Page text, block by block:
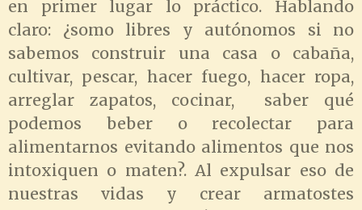
en primer lugar lo práctico. Hablando
claro: ¿somo libres y autónomos si no
sabemos construir una casa o cabaña,
cultivar, pescar, hacer fuego, hacer ropa,
arreglar zapatos, cocinar, saber qué
podemos beber o recolectar para
alimentarnos evitando alimentos que nos
intoxiquen o maten?. Al expulsar eso de
nuestras vidas y crear armatostes